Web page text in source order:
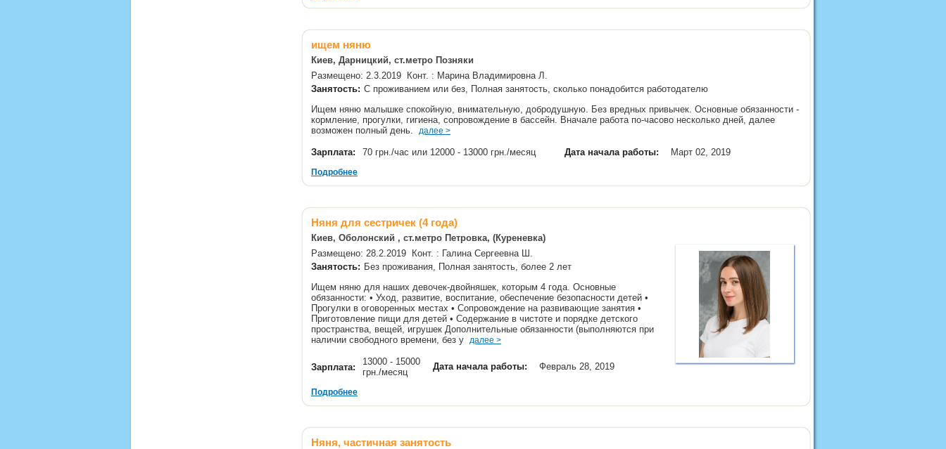
ищем няню
Киев, Дарницкий, ст.метро Позняки
Размещено: 2.3.2019 Конт. : Марина Владимировна Л.
Занятость: С проживанием или без, Полная занятость, сколько понадобится работодателю
Ищем няню малышке спокойную, внимательную, добродушную. Без вредных привычек. Основные обязанности -
кормление, прогулки, гигиена, сопровождение в бассейн. Вначале работа по-часово несколько дней, далее
возможен полный день. далее >
Зарплата: 70 грн./час или 12000 - 13000 грн./месяц Дата начала работы: Март 02, 2019
Подробнее
Няня для сестричек (4 года)
Киев, Оболонский , ст.метро Петровка, (Куреневка)
Размещено: 28.2.2019 Конт. : Галина Сергеевна Ш.
Занятость: Без проживания, Полная занятость, более 2 лет
Ищем няню для наших девочек-двойняшек, которым 4 года. Основные
обязанности: • Уход, развитие, воспитание, обеспечение безопасности детей •
Прогулки в оговоренных местах • Сопровождение на развивающие занятия •
Приготовление пищи для детей • Содержание в чистоте и порядке детского
пространства, вещей, игрушек Дополнительные обязанности (выполняются при
наличии свободного времени, без у далее >
Зарплата:
13000 - 15000
грн./месяц
Дата начала работы: Февраль 28, 2019
Подробнее
Няня, частичная занятость